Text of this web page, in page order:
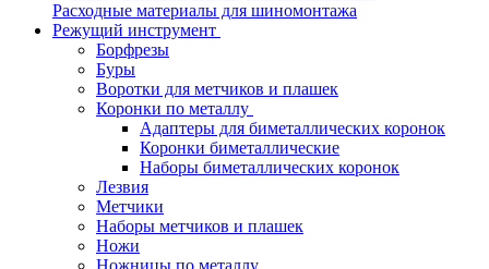
Расходные материалы для шиномонтажа
Режущий инструмент
Борфрезы
Буры
Воротки для метчиков и плашек
Коронки по металлу
Адаптеры для биметаллических коронок
Коронки биметаллические
Наборы биметаллических коронок
Лезвия
Метчики
Наборы метчиков и плашек
Ножи
Ножницы по металлу